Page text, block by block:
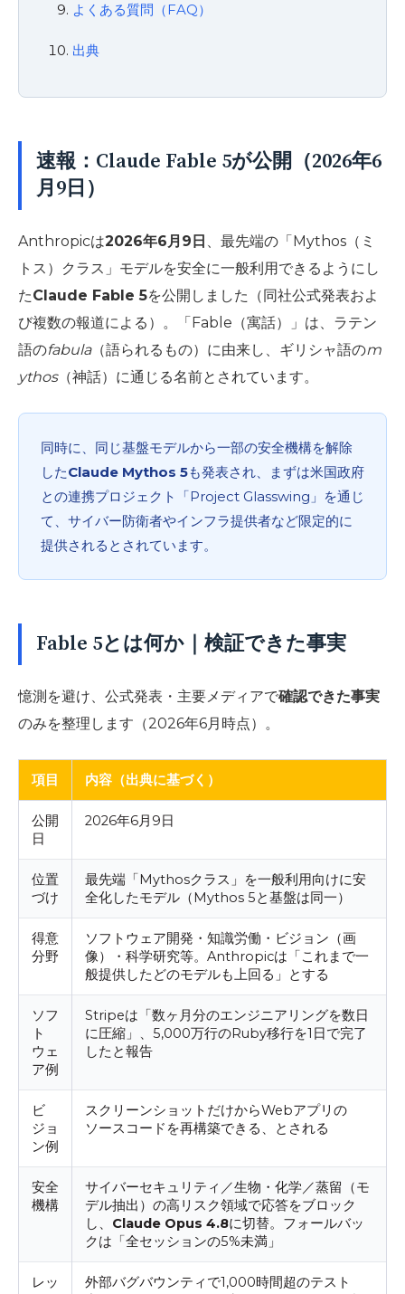
よくある質問（FAQ）
出典
速報：Claude Fable 5が公開（2026年6
月9日）
Anthropicは2026年6月9日
、最先端の「Mythos（ミ
トス）クラス」モデルを安全に一般利用できるようにし
たClaude Fable 5を公開しました（同社公式発表およ
び複数の報道による）。「Fable（寓話）」は、ラテン
語のfabula（語られるもの）に由来し、ギリシャ語のm
ythos（神話）に通じる名前とされています。
同時に、同じ基盤モデルから一部の安全機構を解除
したClaude Mythos 5も発表され、まずは米国政府
との連携プロジェクト「Project Glasswing」を通じ
て、サイバー防衛者やインフラ提供者など限定的に
提供されるとされています。
Fable 5とは何か｜検証できた事実
憶測を避け、公式発表・主要メディアで確認できた事実
のみを整理します（2026年6月時点）。
項目 内容（出典に基づく）
公開
日
2026年6月9日
位置
づけ
最先端「Mythosクラス」を一般利用向けに安
全化したモデル（Mythos 5と基盤は同一）
得意
分野
ソフトウェア開発・知識労働・ビジョン（画
像）・科学研究等。Anthropicは「これまで一
般提供したどのモデルも上回る」とする
ソフ
ト
ウェ
ア例
Stripeは「数ヶ月分のエンジニアリングを数日
に圧縮」、5,000万行のRuby移行を1日で完了
したと報告
ビ
ジョ
ン例
スクリーンショットだけからWebアプリの
ソースコードを再構築できる、とされる
安全
機構
サイバーセキュリティ／生物・化学／蒸留（モ
デル抽出）の高リスク領域で応答をブロック
し、 Claude Opus 4.8に切替。フォールバッ
クは「全セッションの5%未満」
レッ
外部バグバウンティで1,000時間超のテスト